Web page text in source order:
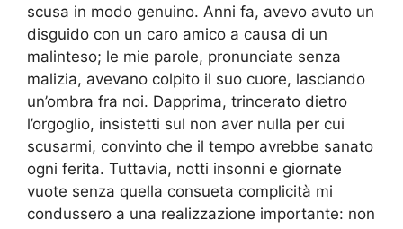
scusa in modo genuino. Anni fa, avevo avuto un
disguido con un caro amico a causa di un
malinteso; le mie parole, pronunciate senza
malizia, avevano colpito il suo cuore, lasciando
un’ombra fra noi. Dapprima, trincerato dietro
l’orgoglio, insistetti sul non aver nulla per cui
scusarmi, convinto che il tempo avrebbe sanato
ogni ferita. Tuttavia, notti insonni e giornate
vuote senza quella consueta complicità mi
condussero a una realizzazione importante: non